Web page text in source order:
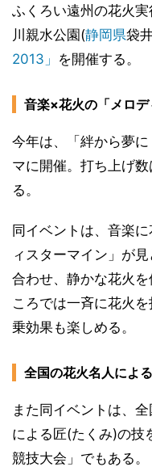
ふくろい遠州の花火
川親水公園(静岡県袋
2013」 を開催する。
音楽×花火の「メロデ
今年は、「絆から夢
マに開催。打ち上げ
る。
同イベントは、音楽
ィスターマイン」が
合わせ、静かな花火
ころでは一斉に花火
乗効果も楽しめる。
全国の花火名人によ
また同イベントは、
による匠(たくみ)の技
競技大会」でもある